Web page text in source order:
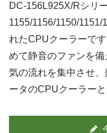
DC-156L925X/Rシリ
1155/1156/1150/
れたCPUクーラーで
めて静音のファンを
気の流れを集中させ
ータのCPUクーラー